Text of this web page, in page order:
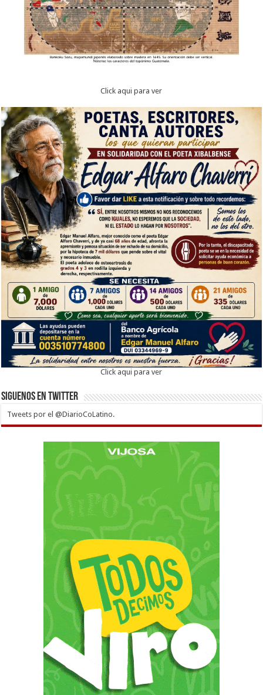
Click aqui para ver
Click aqui para ver
Siguenos en twitter
Tweets por el @DiarioCoLatino.